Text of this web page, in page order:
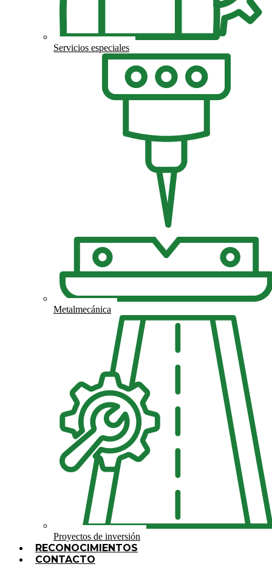
Servicios especiales
Metalmecánica
Proyectos de inversión
RECONOCIMIENTOS
CONTACTO